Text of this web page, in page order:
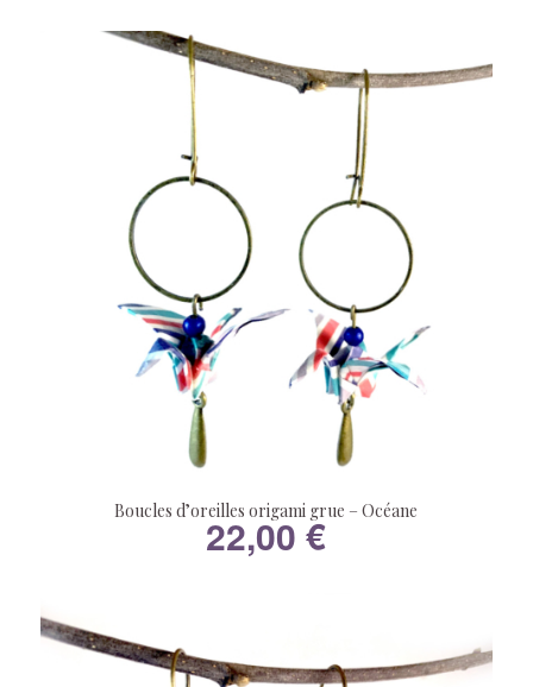
Boucles d’oreilles origami grue – Océane
22,00€